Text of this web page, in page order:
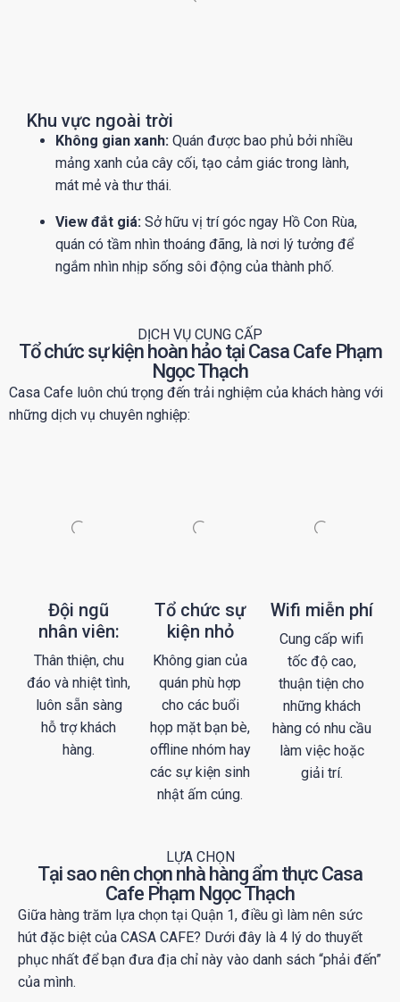
Khu vực ngoài trời
Không gian xanh: Quán được bao phủ bởi nhiều
mảng xanh của cây cối, tạo cảm giác trong lành,
mát mẻ và thư thái.
View đắt giá: Sở hữu vị trí góc ngay Hồ Con Rùa,
quán có tầm nhìn thoáng đãng, là nơi lý tưởng để
ngắm nhìn nhịp sống sôi động của thành phố.
DỊCH VỤ CUNG CẤP
Tổ chức sự kiện hoàn hảo tại Casa Cafe Phạm
Ngọc Thạch
Casa Cafe luôn chú trọng đến trải nghiệm của khách hàng với
những dịch vụ chuyên nghiệp:
Đội ngũ
nhân viên:
Thân thiện, chu
đáo và nhiệt tình,
luôn sẵn sàng
hỗ trợ khách
hàng.
Tổ chức sự
kiện nhỏ
Không gian của
quán phù hợp
cho các buổi
họp mặt bạn bè,
offline nhóm hay
các sự kiện sinh
nhật ấm cúng.
Wifi miễn phí
Cung cấp wifi
tốc độ cao,
thuận tiện cho
những khách
hàng có nhu cầu
làm việc hoặc
giải trí.
LỰA CHỌN
Tại sao nên chọn nhà hàng ẩm thực Casa
Cafe Phạm Ngọc Thạch
Giữa hàng trăm lựa chọn tại Quận 1, điều gì làm nên sức
hút đặc biệt của CASA CAFE? Dưới đây là 4 lý do thuyết
phục nhất để bạn đưa địa chỉ này vào danh sách “phải đến”
của mình.